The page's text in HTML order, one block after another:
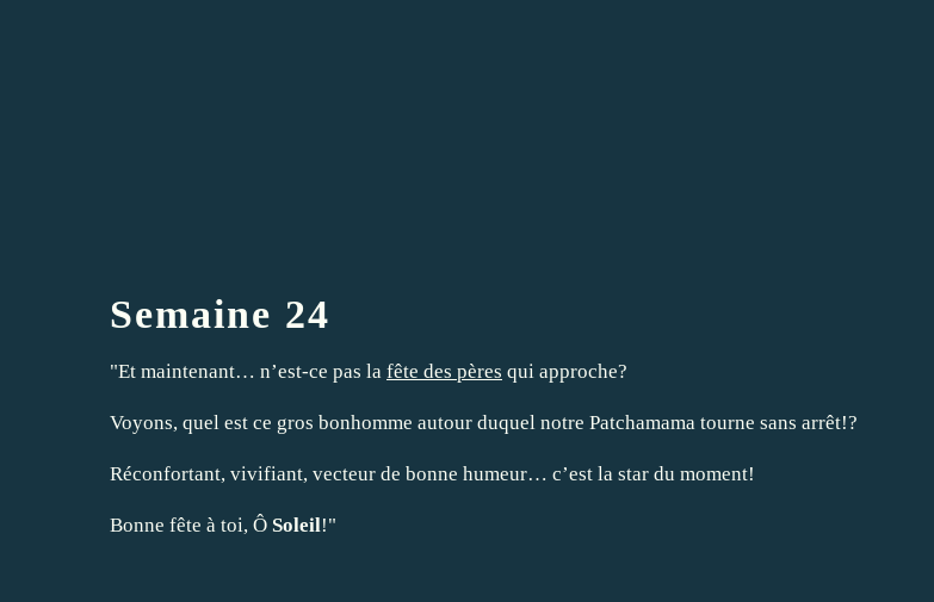
Semaine 24
"Et maintenant… n’est-ce pas la fête des pères qui approche?
Voyons, quel est ce gros bonhomme autour duquel notre Patchamama tourne sans arrêt!?
Réconfortant, vivifiant, vecteur de bonne humeur… c’est la star du moment!
Bonne fête à toi, Ô Soleil!"